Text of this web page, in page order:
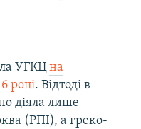
УГКЦна
році. Відтоді в
діяла лише
(РПІ), а греко-